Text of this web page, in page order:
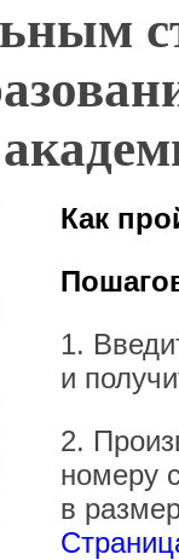
Как
1.
и
2.
номеру
в